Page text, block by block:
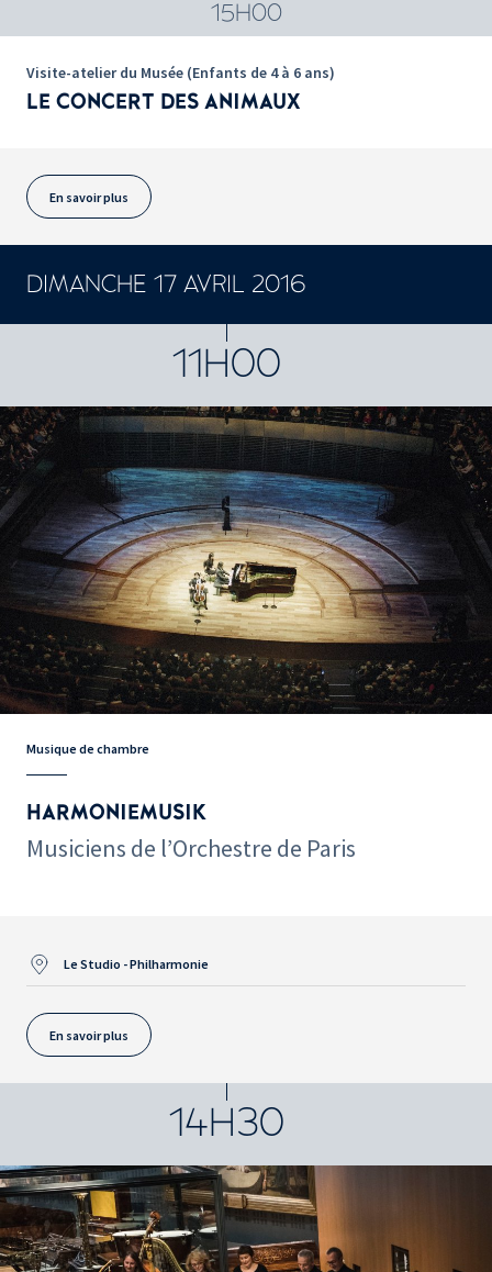
15H00
Visite-atelier du Musée (Enfants de 4 à 6 ans)
LE CONCERT DES ANIMAUX
En savoir plus
DIMANCHE 17 AVRIL 2016
11H00
Musique de chambre
HARMONIEMUSIK
Musiciens de l’Orchestre de Paris
Le Studio - Philharmonie
En savoir plus
14H30